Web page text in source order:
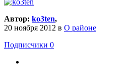
Автор: ko3ten,
20 ноября 2012 в О районе
Подписчики 0